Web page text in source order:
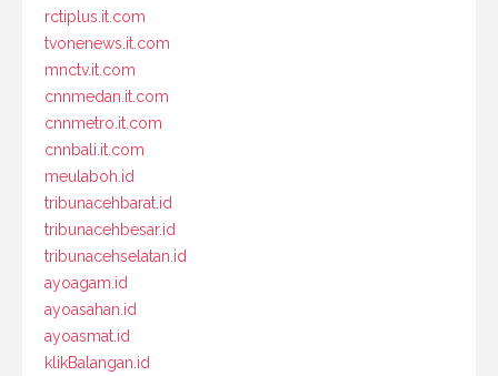
rctiplus.it.com
tvonenews.it.com
mnctv.it.com
cnnmedan.it.com
cnnmetro.it.com
cnnbali.it.com
meulaboh.id
tribunacehbarat.id
tribunacehbesar.id
tribunacehselatan.id
ayoagam.id
ayoasahan.id
ayoasmat.id
klikBalangan.id